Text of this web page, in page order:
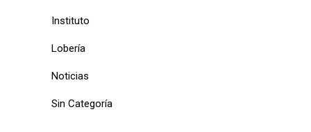
Instituto
Lobería
Noticias
Sin Categoría